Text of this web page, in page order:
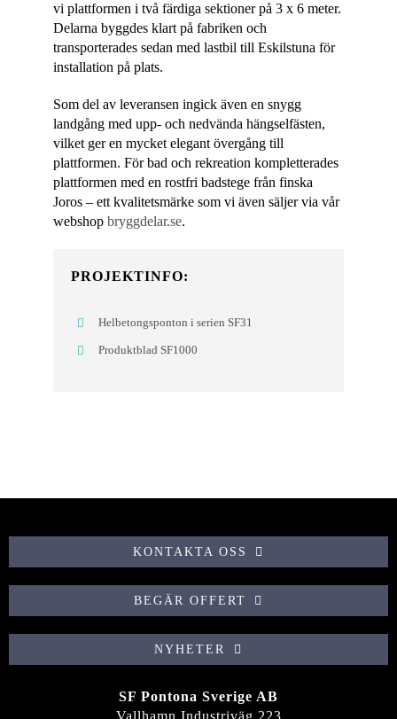
vi plattformen i två färdiga sektioner på 3 x 6 meter.
Delarna byggdes klart på fabriken och
transporterades sedan med lastbil till Eskilstuna för
installation på plats.
Som del av leveransen ingick även en snygg
landgång med upp- och nedvända hängselfästen,
vilket ger en mycket elegant övergång till
plattformen. För bad och rekreation kompletterades
plattformen med en rostfri badstege från finska
Joros – ett kvalitetsmärke som vi även säljer via vår
webshop bryggdelar.se.
PROJEKTINFO:
Helbetongsponton i serien SF31
Produktblad SF1000
KONTAKTA OSS
BEGÄR OFFERT
NYHETER
SF Pontona Sverige AB